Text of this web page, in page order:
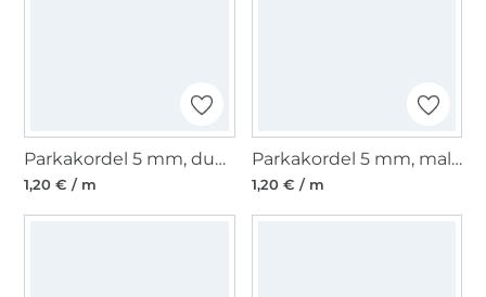
Parkakordel 5 mm, dunkellila
1,20 € / m
Parkakordel 5 mm, malve
1,20 € / m